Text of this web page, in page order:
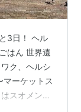
3日！ ヘル
はん 世界遺
ク、ヘルシ
マーケットス
スオメンリ